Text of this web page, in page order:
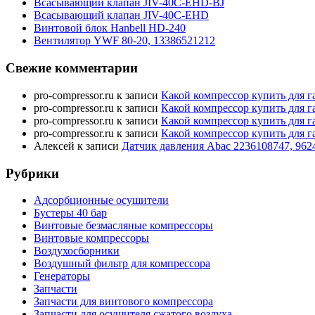
Всасывающий клапан JIV-40C-EHD-BJ
Всасывающий клапан JIV-40C-EHD
Винтовой блок Hanbell HD-240
Вентилятор YWF 80-20, 13386521212
Свежие комментарии
pro-compressor.ru к записи Какой компрессор купить для
pro-compressor.ru к записи Какой компрессор купить для
pro-compressor.ru к записи Какой компрессор купить для
pro-compressor.ru к записи Какой компрессор купить для
Алексей к записи Датчик давления Abac 2236108747,
Рубрики
Адсорбционные осушители
Бустеры 40 бар
Винтовые безмасляные компрессоры
Винтовые компрессоры
Воздухосборники
Воздушный фильтр для компрессора
Генераторы
Запчасти
Запчасти для винтового компрессора